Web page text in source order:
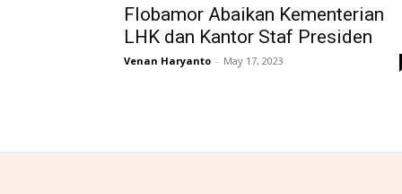
Flobamor Abaikan Kementerian
LHK dan Kantor Staf Presiden
Venan Haryanto - May 17, 2023